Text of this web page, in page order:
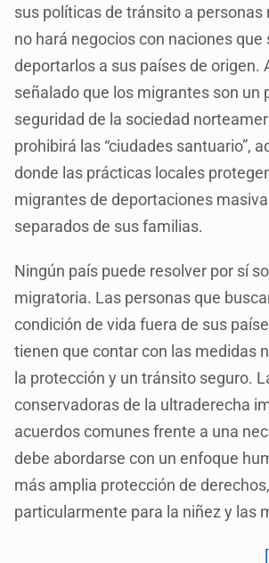
sus políticas de tránsito a personas
no hará negocios con naciones que
deportarlos a sus países de origen.
señalado que los migrantes son un
seguridad de la sociedad
prohibirá las “ciudades santuario”,
donde las prácticas locales
migrantes de deportaciones
separados de sus familias.
Ningún país puede resolver por sí
migratoria. Las personas que
condición de vida fuera de sus
tienen que contar con las medidas
la protección y un tránsito seguro.
conservadoras de la ultraderecha
acuerdos comunes frente a una
debe abordarse con un enfoque
más amplia protección de derechos,
particularmente para la niñez y las